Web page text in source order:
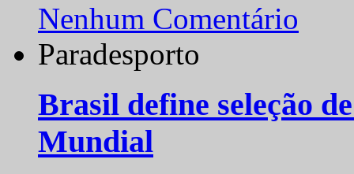
Nenhum Comentário
Paradesporto
Brasil define seleção
Mundial